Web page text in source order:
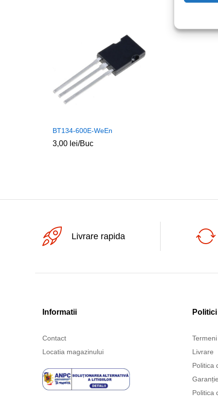
BT134-600E-WeEn
3,00 lei/Buc
Livrare rapida
Informatii
Contact
Locatia magazinului
Politici
Livrare
Politica
Politica